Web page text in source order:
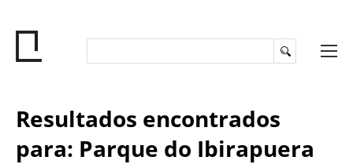
Resultados encontrados
para: Parque do Ibirapuera